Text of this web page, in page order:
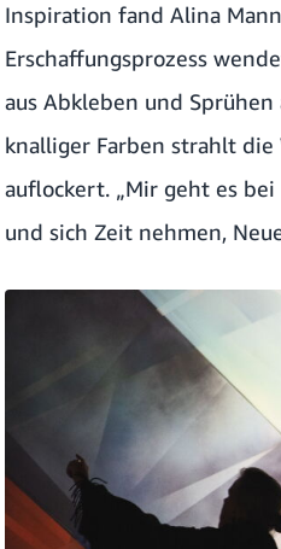
Inspiration fand Alina
Erschaffungsprozess
aus Abkleben und
knalliger Farben strahlt die
auflockert. „Mir geht es
und sich Zeit nehmen,